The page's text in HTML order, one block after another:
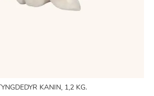
TYNGDEDYR KANIN, 1,2 KG.